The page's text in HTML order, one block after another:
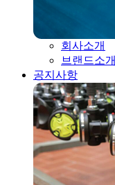
회사소개
브랜드소개
공지사항